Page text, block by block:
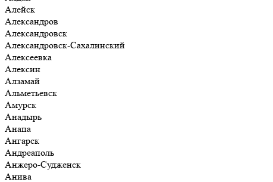
Алейск
Александров
Александровск
Александровск-Сахалинский
Алексеевка
Алексин
Алзамай
Альметьевск
Амурск
Анадырь
Анапа
Ангарск
Андреаполь
Анжеро-Судженск
Анива